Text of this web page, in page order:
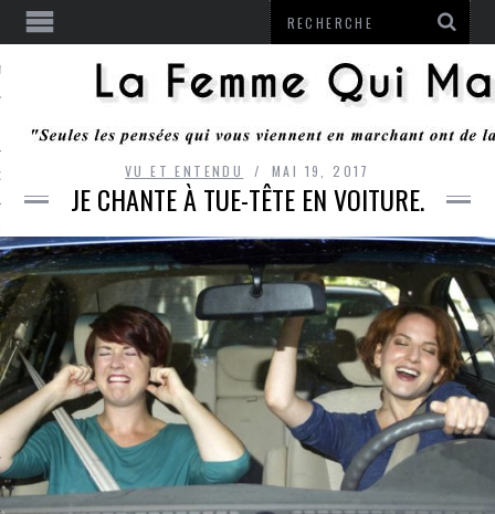
RESTER
MONROZIER
VU ET ENTENDU MAI 19, 2017
JE CHANTE À TUE-TÊTE EN VOITURE.